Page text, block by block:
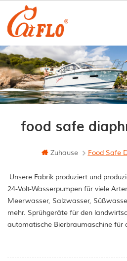
food safe
Zuhause Food Safe
Unsere Fabrik produziert und
24-Volt-Wasserpumpen für viele
Meerwasser, Salzwasser,
mehr. Sprühgeräte für den
automatische Bierbraumaschine für